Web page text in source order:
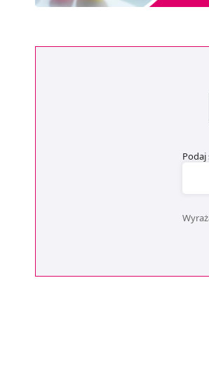
Podaj